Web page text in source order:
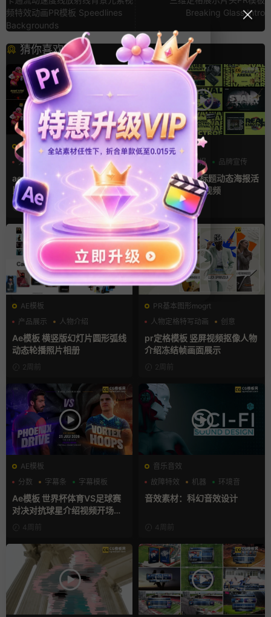
频特效动画PR模板 Speedlines
Backgrounds
Breaking Glass Intro
猜你喜欢
AE模板
分数
ae体育模板 足球比赛队伍PK
比分牌对决卡片球员介绍宣传
视频AE模板
2天前
AE模板
动态海报 品牌宣传
Ae模板 卡点大标题动态海报活
动预告推广宣传视频
1周前
AE模板
产品展示
人物介绍
团队介绍
Ae模板 横竖版幻灯片圆形弧线
动态轮播照片相册
2周前
PR基本图形mogrt
人物定格特写动画
创意
动态海报
pr定格模板 竖屏视频抠像人物
介绍冻结帧画面展示
2周前
AE模板
分数
字幕条 字幕模板
Ae模板 世界杯体育VS足球赛
对决对抗球星介绍视频开场片
4周前
音乐音效
故障特效
机器 环境音
音效素材：科幻音效设计
4周前